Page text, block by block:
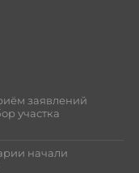
заявлений
участка
начали